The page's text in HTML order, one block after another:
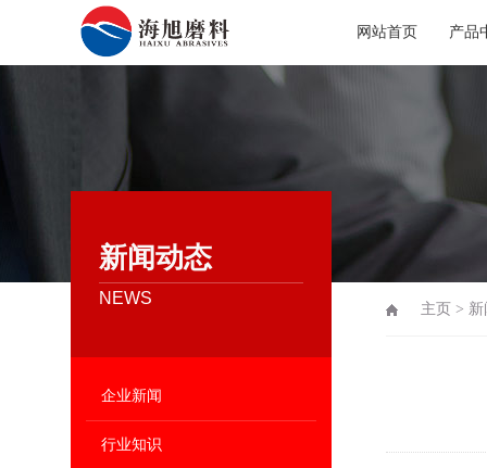
网站首页 产品
新闻动态
NEWS
企业新闻
行业知识
主页 >